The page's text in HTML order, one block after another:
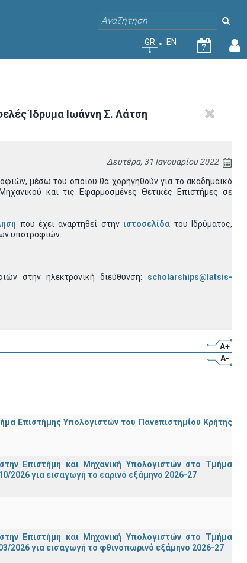
GR EN
7
Ίδρυμα Ιωάννη Σ. Λάτση
Δευτέρα, 31 Ιανουαρίου 2022
μέσω του οποίου θα χορηγηθούν για το ακαδημαϊκό
και τις Εφαρμοσμένες Θετικές Επιστήμες σε
που έχει αναρτηθεί στην ιστοσελίδα του Ιδρύματος,
υποτροφιών.
στην ηλεκτρονική διεύθυνση: scholarships@latsis-
A+
A-
Eπιστήμης Υπολογιστών του Πανεπιστημίου Κρήτης
Επιστήμη και Μηχανική Υπολογιστών στο Τμήμα
2026 για εισαγωγή το εαρινό εξάμηνο 2026-27
Επιστήμη και Μηχανική Υπολογιστών στο Τμήμα
2026 για εισαγωγή το φθινοπωρινό εξάμηνο 2026-27